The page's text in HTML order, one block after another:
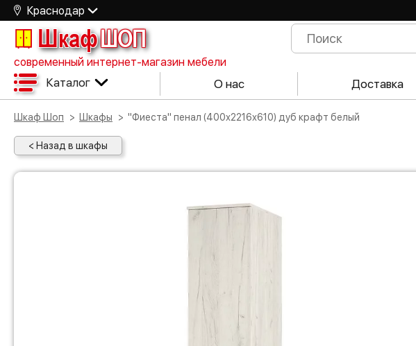
Краснодар
ШкафШОП
современный интернет-магазин мебели
Каталог О нас Доставка
Шкаф Шоп Шкафы "Фиеста" пенал (400х2216х610) дуб крафт белый
< Назад в шкафы